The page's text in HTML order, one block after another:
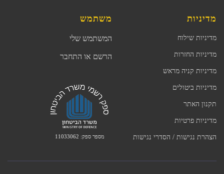
מדיניות
מדיניות שילוח
מדיניות החזרות
מדיניות קניה מראש
מדיניות ביטולים
תקנון האתר
מדיניות פרטיות
הצהרת נגישות / הסדרי נגישות
משתמש
המשתמש שלי
הרשם או התחבר
מספר ספק: 11033062